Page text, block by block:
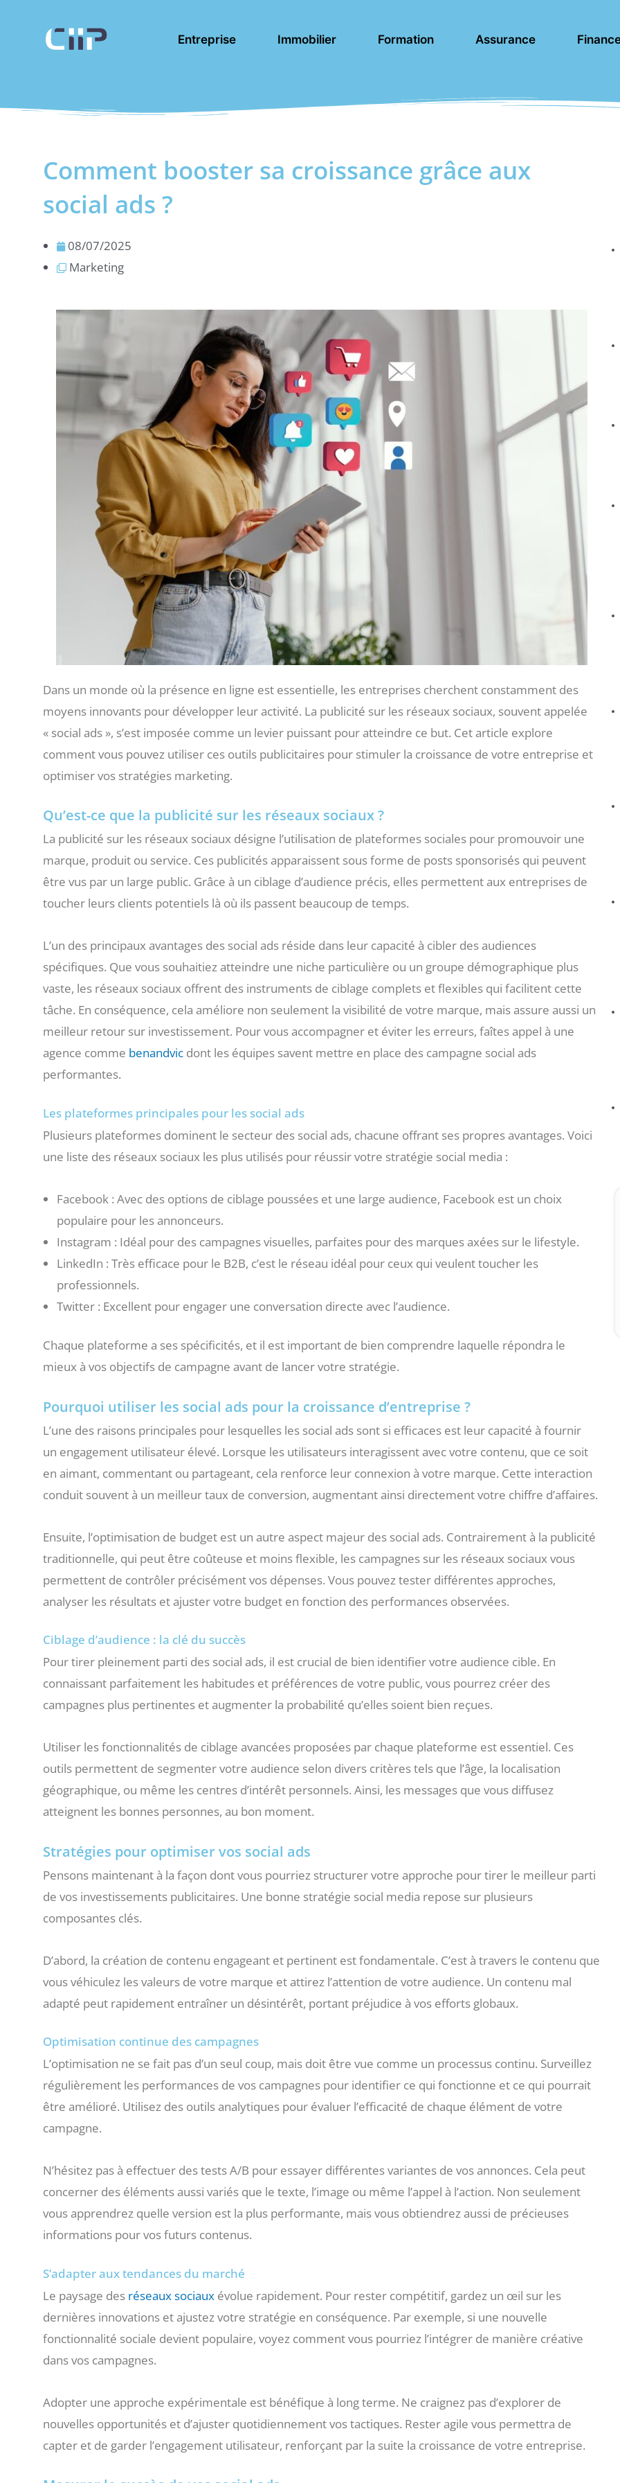
Entreprise Immobilier Formation Assurance
Comment booster sa croissance grâce aux
social ads ?
08/07/2025
Marketing
Dans un monde où la présence en ligne est essentielle, les entreprises cherchent constamment des
moyens innovants pour développer leur activité. La publicité sur les réseaux sociaux, souvent appelée
« social ads », s’est imposée comme un levier puissant pour atteindre ce but. Cet article explore
comment vous pouvez utiliser ces outils publicitaires pour stimuler la croissance de votre entreprise et
optimiser vos stratégies marketing.
Qu’est-ce que la publicité sur les réseaux sociaux ?
La publicité sur les réseaux sociaux désigne l’utilisation de plateformes sociales pour promouvoir une
marque, produit ou service. Ces publicités apparaissent sous forme de posts sponsorisés qui peuvent
être vus par un large public. Grâce à un ciblage d’audience précis, elles permettent aux entreprises de
toucher leurs clients potentiels là où ils passent beaucoup de temps.
L’un des principaux avantages des social ads réside dans leur capacité à cibler des audiences
spécifiques. Que vous souhaitiez atteindre une niche particulière ou un groupe démographique plus
vaste, les réseaux sociaux offrent des instruments de ciblage complets et flexibles qui facilitent cette
tâche. En conséquence, cela améliore non seulement la visibilité de votre marque, mais assure aussi un
meilleur retour sur investissement. Pour vous accompagner et éviter les erreurs, faîtes appel à une
agence comme benandvic dont les équipes savent mettre en place des campagne social ads
performantes.
Les plateformes principales pour les social ads
Plusieurs plateformes dominent le secteur des social ads, chacune offrant ses propres avantages. Voici
une liste des réseaux sociaux les plus utilisés pour réussir votre stratégie social media :
Facebook : Avec des options de ciblage poussées et une large audience, Facebook est un choix
populaire pour les annonceurs.
Instagram : Idéal pour des campagnes visuelles, parfaites pour des marques axées sur le lifestyle.
LinkedIn : Très efficace pour le B2B, c’est le réseau idéal pour ceux qui veulent toucher les
professionnels.
Twitter : Excellent pour engager une conversation directe avec l’audience.
Chaque plateforme a ses spécificités, et il est important de bien comprendre laquelle répondra le
mieux à vos objectifs de campagne avant de lancer votre stratégie.
Pourquoi utiliser les social ads pour la croissance d’entreprise ?
L’une des raisons principales pour lesquelles les social ads sont si efficaces est leur capacité à fournir
un engagement utilisateur élevé. Lorsque les utilisateurs interagissent avec votre contenu, que ce soit
en aimant, commentant ou partageant, cela renforce leur connexion à votre marque. Cette interaction
conduit souvent à un meilleur taux de conversion, augmentant ainsi directement votre chiffre d’affaires.
Ensuite, l’optimisation de budget est un autre aspect majeur des social ads. Contrairement à la publicité
traditionnelle, qui peut être coûteuse et moins flexible, les campagnes sur les réseaux sociaux vous
permettent de contrôler précisément vos dépenses. Vous pouvez tester différentes approches,
analyser les résultats et ajuster votre budget en fonction des performances observées.
Ciblage d’audience : la clé du succès
Pour tirer pleinement parti des social ads, il est crucial de bien identifier votre audience cible. En
connaissant parfaitement les habitudes et préférences de votre public, vous pourrez créer des
campagnes plus pertinentes et augmenter la probabilité qu’elles soient bien reçues.
Utiliser les fonctionnalités de ciblage avancées proposées par chaque plateforme est essentiel. Ces
outils permettent de segmenter votre audience selon divers critères tels que l’âge, la localisation
géographique, ou même les centres d’intérêt personnels. Ainsi, les messages que vous diffusez
atteignent les bonnes personnes, au bon moment.
Stratégies pour optimiser vos social ads
Pensons maintenant à la façon dont vous pourriez structurer votre approche pour tirer le meilleur parti
de vos investissements publicitaires. Une bonne stratégie social media repose sur plusieurs
composantes clés.
D’abord, la création de contenu engageant et pertinent est fondamentale. C’est à travers le contenu que
vous véhiculez les valeurs de votre marque et attirez l’attention de votre audience. Un contenu mal
adapté peut rapidement entraîner un désintérêt, portant préjudice à vos efforts globaux.
Optimisation continue des campagnes
L’optimisation ne se fait pas d’un seul coup, mais doit être vue comme un processus continu. Surveillez
régulièrement les performances de vos campagnes pour identifier ce qui fonctionne et ce qui pourrait
être amélioré. Utilisez des outils analytiques pour évaluer l’efficacité de chaque élément de votre
campagne.
N’hésitez pas à effectuer des tests A/B pour essayer différentes variantes de vos annonces. Cela peut
concerner des éléments aussi variés que le texte, l’image ou même l’appel à l’action. Non seulement
vous apprendrez quelle version est la plus performante, mais vous obtiendrez aussi de précieuses
informations pour vos futurs contenus.
S’adapter aux tendances du marché
Le paysage des réseaux sociaux évolue rapidement. Pour rester compétitif, gardez un œil sur les
dernières innovations et ajustez votre stratégie en conséquence. Par exemple, si une nouvelle
fonctionnalité sociale devient populaire, voyez comment vous pourriez l’intégrer de manière créative
dans vos campagnes.
Adopter une approche expérimentale est bénéfique à long terme. Ne craignez pas d’explorer de
nouvelles opportunités et d’ajuster quotidiennement vos tactiques. Rester agile vous permettra de
capter et de garder l’engagement utilisateur, renforçant par la suite la croissance de votre entreprise.